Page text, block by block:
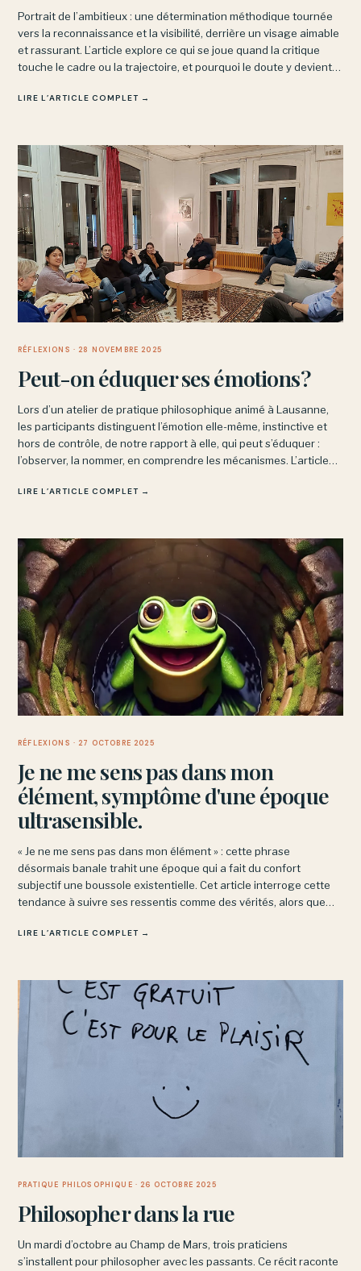
Portrait de l’ambitieux : une détermination méthodique tournée
vers la reconnaissance et la visibilité, derrière un visage aimable
et rassurant. L’article explore ce qui se joue quand la critique
touche le cadre ou la trajectoire, et pourquoi le doute y devient
LIRE L’ARTICLE COMPLET →
RÉFLEXIONS · 28 NOVEMBRE 2025
Peut-on éduquer ses émotions?
Lors d’un atelier de pratique philosophique animé à Lausanne,
les participants distinguent l’émotion elle-même, instinctive et
hors de contrôle, de notre rapport à elle, qui peut s’éduquer :
l’observer, la nommer, en comprendre les mécanismes. L’article
LIRE L’ARTICLE COMPLET →
RÉFLEXIONS · 27 OCTOBRE 2025
Je ne me sens pas dans mon
élément, symptôme d'une époque
ultrasensible.
« Je ne me sens pas dans mon élément » : cette phrase
désormais banale trahit une époque qui a fait du confort
subjectif une boussole existentielle. Cet article interroge cette
tendance à suivre ses ressentis comme des vérités, alors que
LIRE L’ARTICLE COMPLET →
PRATIQUE PHILOSOPHIQUE · 26 OCTOBRE 2025
Philosopher dans la rue
Un mardi d’octobre au Champ de Mars, trois praticiens
s’installent pour philosopher avec les passants. Ce récit raconte